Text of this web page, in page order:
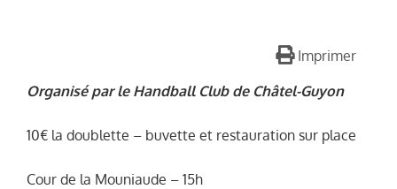
Imprimer
Organisé par le Handball Club de Châtel-Guyon
10€ la doublette – buvette et restauration sur place
Cour de la Mouniaude – 15h